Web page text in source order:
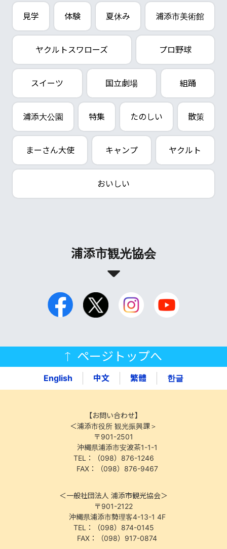
見学 体験 夏休み 浦添市美術館
ヤクルトスワローズ プロ野球
スイーツ 国立劇場 組踊
浦添大公園 特集 たのしい 散策
まーさん大使 キャンプ ヤクルト
おいしい
浦添市観光協会
ページトップへ
English 中文 繁體 한글
【お問い合わせ】
＜浦添市役所 観光振興課＞
〒901-2501
沖縄県浦添市安波茶1-1-1
TEL：（098）876-1246
FAX：（098）876-9467
＜一般社団法人 浦添市観光協会＞
〒901-2122
沖縄県浦添市勢理客4-13-1 4F
TEL：（098）874-0145
FAX：（098）917-0874